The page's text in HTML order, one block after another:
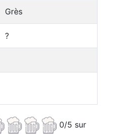
Grès
?
0/5 sur